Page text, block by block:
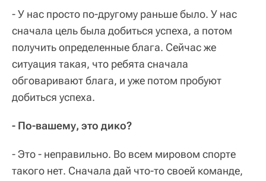
- У нас просто по-другому раньше было. У нас
сначала цель была добиться успеха, а потом
получить определенные блага. Сейчас же
ситуация такая, что ребята сначала
обговаривают блага, и уже потом пробуют
добиться успеха.
- По-вашему, это дико?
- Это - неправильно. Во всем мировом спорте
такого нет. Сначала дай что-то своей команде,